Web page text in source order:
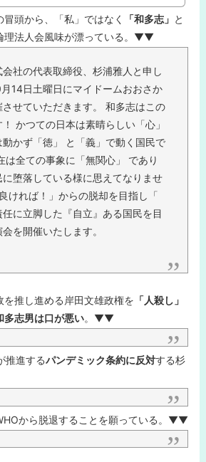
にマイドームお
講演会 を開催さ
きます。 和多
by Peatix :
頭から、「私」ではなく 「和多志」 と
理法人会風味が漂っている。▼▼
社の代表取締役、杉浦雅人と申し
14日土曜日にマイドームおおさか
せていただきます。 和多志はこの
かつての日本は素晴らしい「心」
かず「徳」 と「義」で動く国民で
は全ての事象に「無関心」 であり
に堕落している様に思えてなりませ
ければ！」からの脱却を目指し「
に立脚した『自立』ある国民を目
を開催いたします。
推し進める岸田文雄政権を 「人殺し」
多志男は口が悪い。▼▼
推進するパンデミック条約に反対する杉
から脱退することを願っている。▼▼